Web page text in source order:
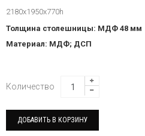
2180х1950х770h
Толщина столешницы: МДФ 48 мм
Материал: МДФ; ДСП
Количество